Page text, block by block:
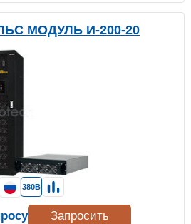
МОДУЛЬ И-200-20
380В
Запросить